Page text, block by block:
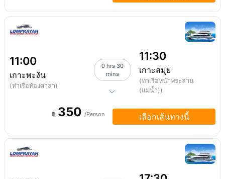
11:00
เกาะพะงัน
(ท่าเรือท้องศาลา)
0 hrs 30
mins
11:30
เกาะสมุย
(ท่าเรือหน้าพระลาน
(แม่น้ำ))
฿ 350 /Person เลือกเส้นทางนี้